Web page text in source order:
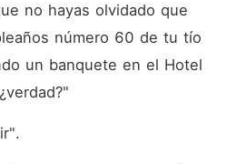
no hayas olvidado que
número 60 de tu tío
un banquete en el Hotel